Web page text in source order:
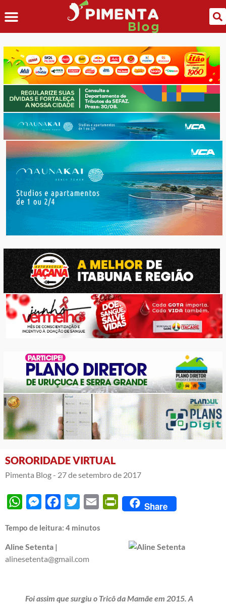
SORORIDADE VIRTUAL
Pimenta Blog - 27 de setembro de 2017
WhatsAppMessengerFacebook
Twitter Email PrintFriendly
Share
Tempo de leitura: 4 minutos
Aline Setenta |
alinesetenta@gmail.com
Foi assim que surgiu o Tricô da Mamãe em 2015. A